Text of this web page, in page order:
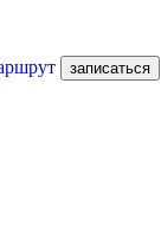
записаться